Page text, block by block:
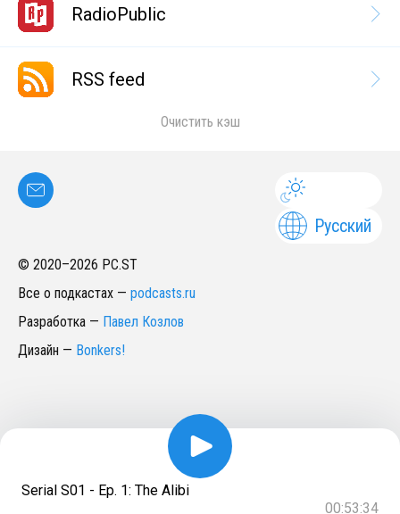
RadioPublic
RSS feed
Очистить кэш
Русский
© 2020–2026 PC.ST
Все о подкастах — podcasts.ru
Разработка — Павел Козлов
Дизайн — Bonkers!
Serial S01 - Ep. 1: The Alibi
00:53:34